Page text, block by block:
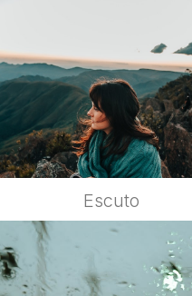
Escuto